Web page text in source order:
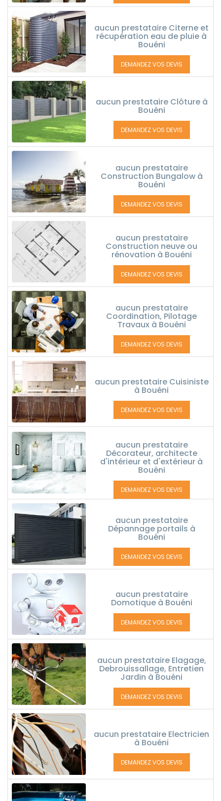
aucun prestataire Citerne et
récupération eau de pluie à
Bouéni
DEMANDEZ VOS DEVIS
aucun prestataire Clôture à
Bouéni
DEMANDEZ VOS DEVIS
aucun prestataire
Construction Bungalow à
Bouéni
DEMANDEZ VOS DEVIS
aucun prestataire
Construction neuve ou
rénovation à Bouéni
DEMANDEZ VOS DEVIS
aucun prestataire
Coordination, Pilotage
Travaux à Bouéni
DEMANDEZ VOS DEVIS
aucun prestataire Cuisiniste
à Bouéni
DEMANDEZ VOS DEVIS
aucun prestataire
Décorateur, architecte
d'intérieur et d'extérieur à
Bouéni
DEMANDEZ VOS DEVIS
aucun prestataire
Dépannage portails à
Bouéni
DEMANDEZ VOS DEVIS
aucun prestataire
Domotique à Bouéni
DEMANDEZ VOS DEVIS
aucun prestataire Elagage,
Debrouissallage, Entretien
Jardin à Bouéni
DEMANDEZ VOS DEVIS
aucun prestataire Electricien
à Bouéni
DEMANDEZ VOS DEVIS